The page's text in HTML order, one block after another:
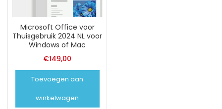
Microsoft Office voor
Thuisgebruik 2024 NL voor
Windows of Mac
€149,00
Toevoegen aan
winkelwagen